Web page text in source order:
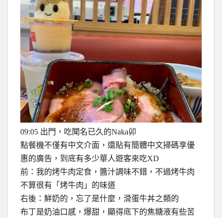
09:05 出門，吃聞名已久的Naka卯
點餐機不僅有中文介面，還貼有簡體中文掃碼享優
惠的廣告，到底有多少華人遊客來吃XD
前：我的烤牛肉定食，醬汁調味不錯，不過烤牛肉
不算很有「烤牛肉」的味道
右後：鮮奶的，忘了是什麼，滑蛋牛丼之類的
布丁是奶油口感，爆甜，顯得底下的焦糖液有些苦